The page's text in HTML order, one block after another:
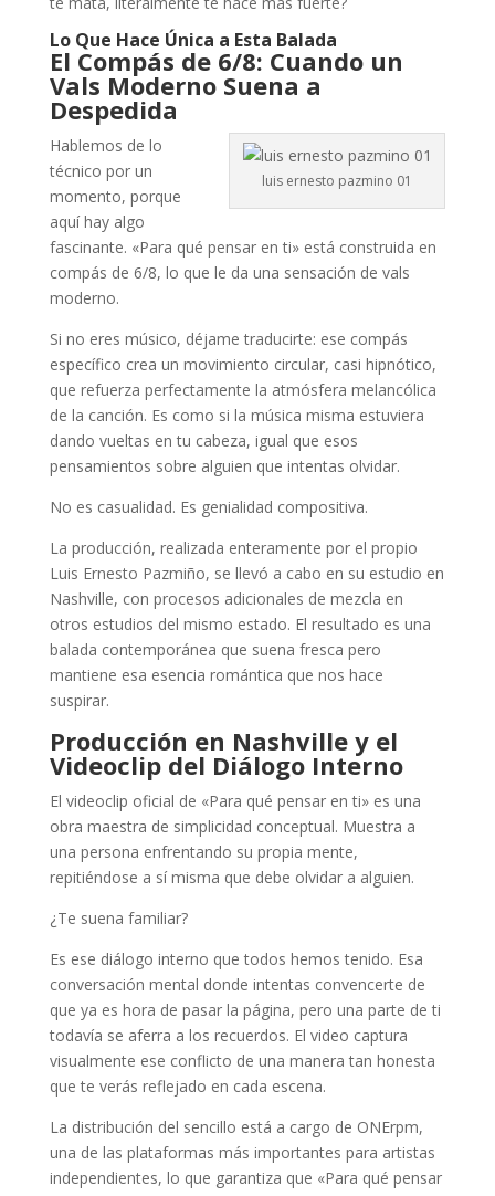
Lo Que Hace Única a Esta Balada
El Compás de 6/8: Cuando un
Vals Moderno Suena a
Despedida
luis ernesto pazmino 01
Hablemos de lo
técnico por un
momento, porque
aquí hay algo
fascinante. «Para qué pensar en ti» está construida en
compás de 6/8, lo que le da una sensación de vals
moderno.
Si no eres músico, déjame traducirte: ese compás
específico crea un movimiento circular, casi hipnótico,
que refuerza perfectamente la atmósfera melancólica
de la canción. Es como si la música misma estuviera
dando vueltas en tu cabeza, igual que esos
pensamientos sobre alguien que intentas olvidar.
No es casualidad. Es genialidad compositiva.
La producción, realizada enteramente por el propio
Luis Ernesto Pazmiño, se llevó a cabo en su estudio en
Nashville, con procesos adicionales de mezcla en
otros estudios del mismo estado. El resultado es una
balada contemporánea que suena fresca pero
mantiene esa esencia romántica que nos hace
suspirar.
Producción en Nashville y el
Videoclip del Diálogo Interno
El videoclip oficial de «Para qué pensar en ti» es una
obra maestra de simplicidad conceptual. Muestra a
una persona enfrentando su propia mente,
repitiéndose a sí misma que debe olvidar a alguien.
¿Te suena familiar?
Es ese diálogo interno que todos hemos tenido. Esa
conversación mental donde intentas convencerte de
que ya es hora de pasar la página, pero una parte de ti
todavía se aferra a los recuerdos. El video captura
visualmente ese conflicto de una manera tan honesta
que te verás reflejado en cada escena.
La distribución del sencillo está a cargo de ONErpm,
una de las plataformas más importantes para artistas
independientes, lo que garantiza que «Para qué pensar